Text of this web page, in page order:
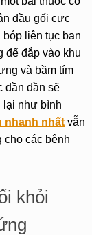
đầu gối cực
liên tục ban
để đắp vào khu
và bầm tím
dần dần sẽ
lại như bình
nhanh nhất vẫn
các bệnh
khỏi